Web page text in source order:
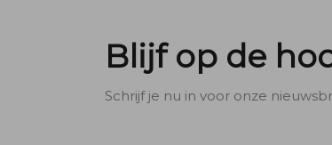
Blijf op de
Schrijf je nu in voor onze